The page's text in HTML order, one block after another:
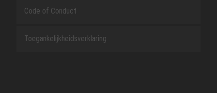
Code of Conduct
Toegankelijkheidsverklaring